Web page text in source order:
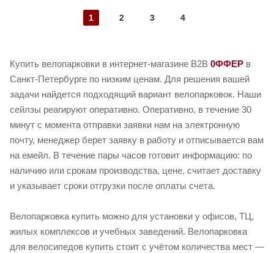
1 2 3 4
Купить велопарковки в интернет-магазине B2B 0ФФЕР в
Санкт-Петербурге по низким ценам. Для решения вашей
задачи найдется подходящий вариант велопарковок. Наши
сейлзы реагируют оперативно. Оперативно, в течение 30
минут с момента отправки заявки нам на электронную
почту, менеджер берет заявку в работу и отписывается вам
на емейл. В течение пары часов готовит информацию: по
наличию или срокам производства, цене, считает доставку
и указывает сроки отгрузки после оплаты счета.
Велопарковка купить можно для установки у офисов, ТЦ,
жилых комплексов и учебных заведений. Велопарковка
для велосипедов купить стоит с учётом количества мест —